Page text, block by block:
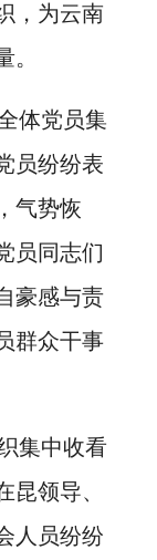
，为云南
体党员集
员纷纷表
气势恢
员同志们
豪感与责
群众干事
集中收看
领导、
人员纷纷